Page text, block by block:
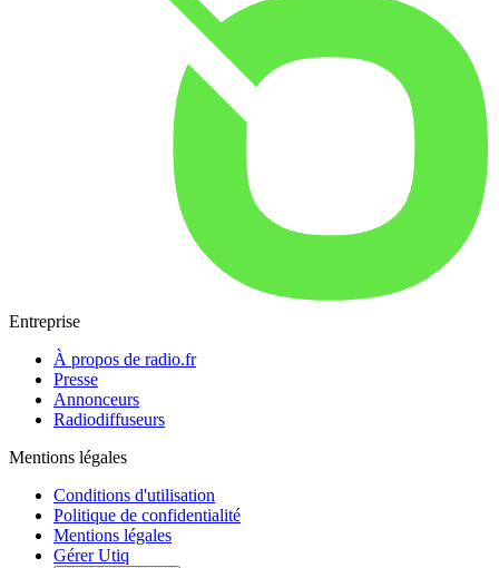
Entreprise
À propos de radio.fr
Presse
Annonceurs
Radiodiffuseurs
Mentions légales
Conditions d'utilisation
Politique de confidentialité
Mentions légales
Gérer Utiq